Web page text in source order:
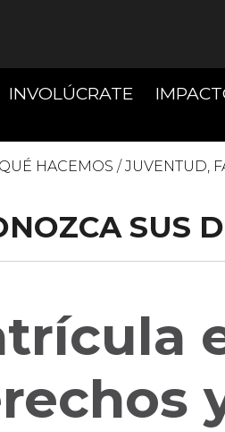
INVOLÚCRATE
QUÉ HACEMOS /JUVENTUD,
SUS